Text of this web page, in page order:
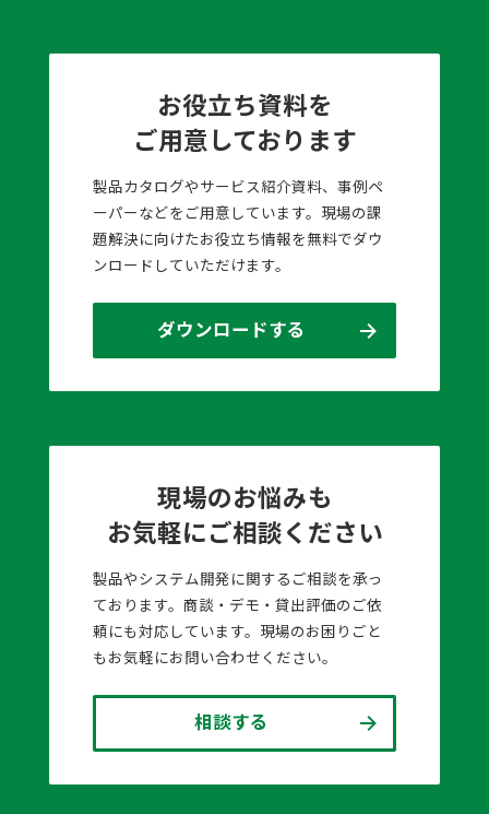
お役立ち資料を
ご用意しております
製品カタログやサービス紹介資料、事例ペ
ーパーなどをご用意しています。現場の課
題解決に向けたお役立ち情報を無料でダウ
ンロードしていただけます。
ダウンロードする
現場のお悩みも
お気軽にご相談ください
製品やシステム開発に関するご相談を承っ
ております。商談・デモ・貸出評価のご依
頼にも対応しています。現場のお困りごと
もお気軽にお問い合わせください。
相談する